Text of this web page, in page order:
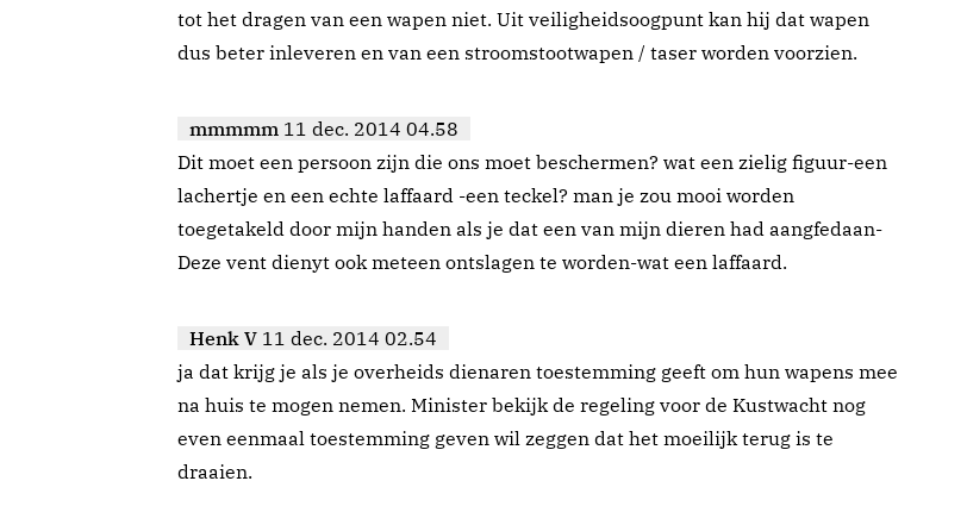
tot het dragen van een wapen niet. Uit veiligheidsoogpunt kan hij dat wapen
dus beter inleveren en van een stroomstootwapen / taser worden voorzien.
mmmmm 11 dec. 2014 04.58
Dit moet een persoon zijn die ons moet beschermen? wat een zielig figuur-een
lachertje en een echte laffaard -een teckel? man je zou mooi worden
toegetakeld door mijn handen als je dat een van mijn dieren had aangfedaan-
Deze vent dienyt ook meteen ontslagen te worden-wat een laffaard.
Henk V 11 dec. 2014 02.54
ja dat krijg je als je overheids dienaren toestemming geeft om hun wapens mee
na huis te mogen nemen. Minister bekijk de regeling voor de Kustwacht nog
even eenmaal toestemming geven wil zeggen dat het moeilijk terug is te
draaien.